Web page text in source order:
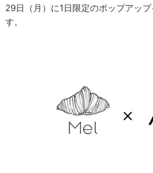
29日（月）に1日限定のポップアッ
す。